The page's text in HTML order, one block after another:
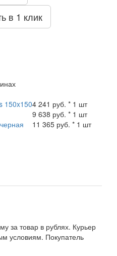
в 1 клик
150x1504 241 руб. * 1 шт
9 638 руб. * 1 шт
11 365 руб. * 1 шт
за товар в рублях. Курьер
условиям. Покупатель